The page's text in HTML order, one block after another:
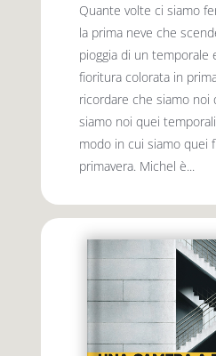
Quante volte ci siamo
la prima neve che
pioggia di un temporale
fioritura colorata in
ricordare che siamo noi
siamo noi quei
modo in cui siamo quei
primavera. Michel è...